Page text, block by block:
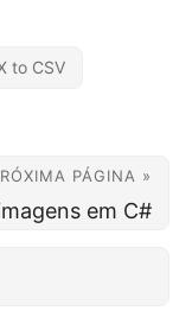
to CSV
PÁGINA »
em C#